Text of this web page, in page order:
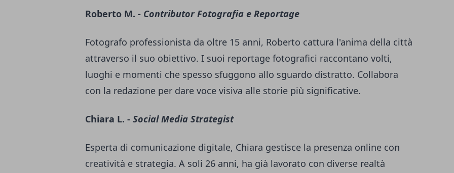
Roberto M. - Contributor Fotografia e Reportage
Fotografo professionista da oltre 15 anni, Roberto cattura l'anima della città
attraverso il suo obiettivo. I suoi reportage fotografici raccontano volti,
luoghi e momenti che spesso sfuggono allo sguardo distratto. Collabora
con la redazione per dare voce visiva alle storie più significative.
Chiara L. - Social Media Strategist
Esperta di comunicazione digitale, Chiara gestisce la presenza online con
creatività e strategia. A soli 26 anni, ha già lavorato con diverse realtà